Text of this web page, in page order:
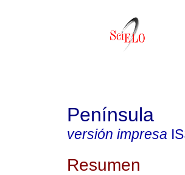
Península
versión impresa
Resumen